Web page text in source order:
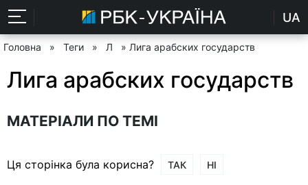
UA
Головна » Теги » Л » Лига арабских государств
Лига арабских государств
МАТЕРІАЛИ ПО ТЕМІ
Ця сторінка була корисна? ТАК НІ